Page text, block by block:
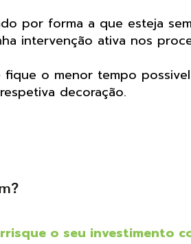
por forma a que esteja
intervenção ativa nos
o menor tempo
decoração.
o seu investimento